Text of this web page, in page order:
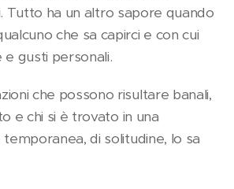
Tutto ha un altro sapore quando
che sa capirci e con cui
e gusti personali.
che possono risultare banali,
e chi si è trovato in una
temporanea, di solitudine, lo sa